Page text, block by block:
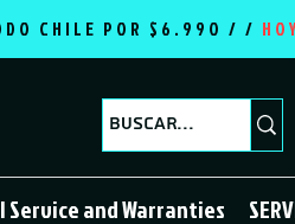
CHILE POR $6.990 / /
Service and Warranties